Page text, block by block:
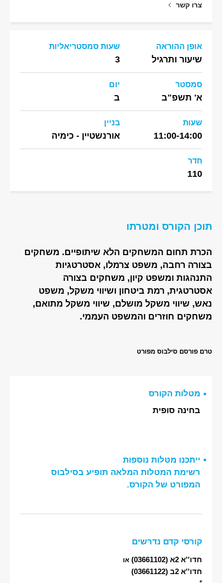
צרו קשר
אופן ההוראה
שיעור ותרגיל
שעות סמסטריאליות
3
סמסטר
א' תשפ"ב
יום
ב
שעות
11:00-14:00
בניין
אורנשטיין - כימיה
חדר
110
תוכן הקורס ומטרתו
הכרת תחום המשחקים הלא שיתופיים. משחקים
בצורה רחבה, משפט צרמלו, אסטרטגיות
התנהגות ומשפט קיון, משחקים בצורה
אסטרטגית, רמת ביטחון ושיווי משקל, משפט
נאש, שיווי משקל מושלם, שיווי משקל מתואם,
משחקים חוזרים והמשפט העממי.
טרם פורסם סילבוס מפורט
מטלות הקורס
בחינה סופית
ייתכנו מטלות נוספות
רשימת המטלות המלאה תופיע בסילבוס
המפורט של הקורס.
קורסי קדם נדרשים
חדו''א 2א (03661102) או
חדו''א 2ב (03661122)
+